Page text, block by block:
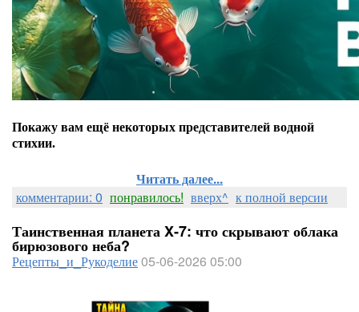
Покажу вам ещё некоторых представителей водной
стихии.
Читать далее...
комментарии: 0 понравилось! вверх^ к полной версии
Таинственная планета X‑7: что скрывают облака
бирюзового неба?
Рецепты_и_Рукоделие05-06-2026 05:00